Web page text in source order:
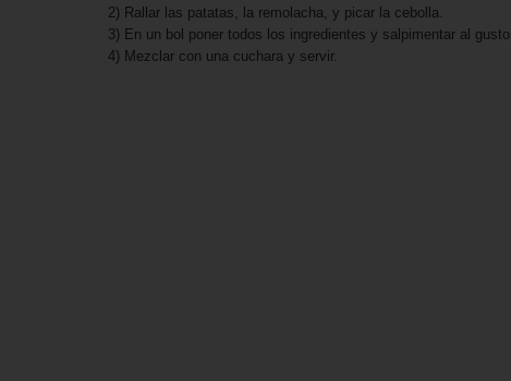
2) Rallar las patatas, la remolacha, y picar la cebolla.
3) En un bol poner todos los ingredientes y salpimentar al gusto
4) Mezclar con una cuchara y servir.